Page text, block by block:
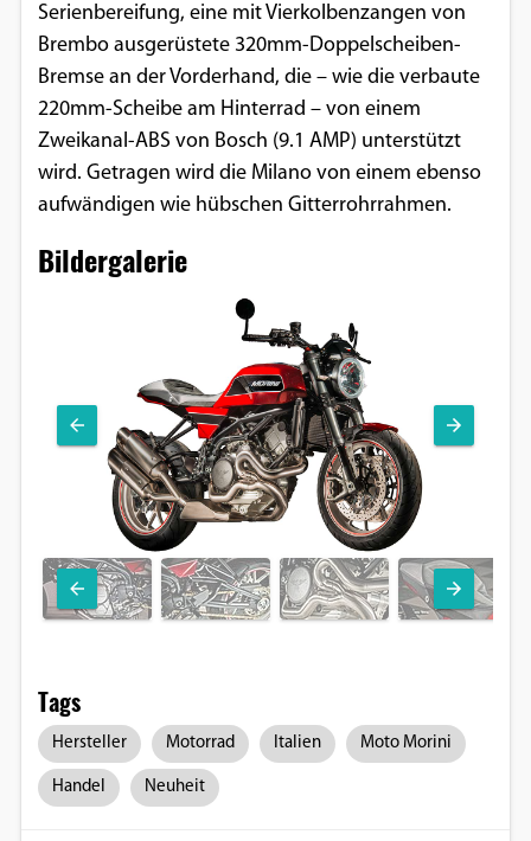
Serienbereifung, eine mit Vierkolbenzangen von
Brembo ausgerüstete 320mm-Doppelscheiben-
Bremse an der Vorderhand, die – wie die verbaute
220mm-Scheibe am Hinterrad – von einem
Zweikanal-ABS von Bosch (9.1 AMP) unterstützt
wird. Getragen wird die Milano von einem ebenso
aufwändigen wie hübschen Gitterrohrrahmen.
Bildergalerie
Tags
Hersteller Motorrad Italien Moto Morini
Handel Neuheit